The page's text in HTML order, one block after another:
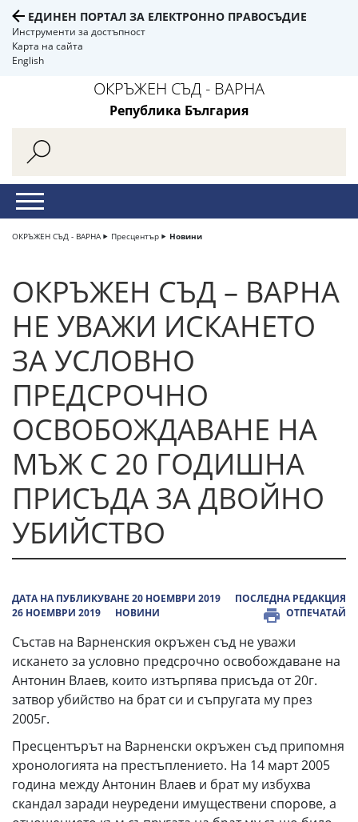
ЕДИНЕН ПОРТАЛ ЗА ЕЛЕКТРОННО ПРАВОСЪДИЕ
Инструменти за достъпност
Карта на сайта
English
ОКРЪЖЕН СЪД - ВАРНА
Република България
ОКРЪЖЕН СЪД - ВАРНА Пресцентър Новини
ОКРЪЖЕН СЪД – ВАРНА
НЕ УВАЖИ ИСКАНЕТО
ЗА УСЛОВНО
ПРЕДСРОЧНО
ОСВОБОЖДАВАНЕ НА
МЪЖ С 20 ГОДИШНА
ПРИСЪДА ЗА ДВОЙНО
УБИЙСТВО
ДАТА НА ПУБЛИКУВАНЕ 20 НОЕМВРИ 2019
ПОСЛЕДНА РЕДАКЦИЯ
26 НОЕМВРИ 2019
НОВИНИ ОТПЕЧАТАЙ
Състав на Варненския окръжен съд не уважи
искането за условно предсрочно освобождаване на
Антонин Влаев, които изтърпява присъда от 20г.
затвор убийство на брат си и съпругата му през
2005г.
Пресцентърът на Варненски окръжен съд припомня
хронологията на престъплението. На 14 март 2005
година между Антонин Влаев и брат му избухва
скандал заради неуредени имуществени спорове, а